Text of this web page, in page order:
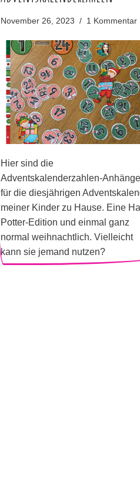
November 26, 2023 1 Kommentar
Hier sind die
Adventskalenderzahlen-
für die diesjährigen
meiner Kinder zu Hause. Eine
Potter-Edition und einmal ganz
normal weihnachtlich. Vielleicht
kann sie jemand nutzen?